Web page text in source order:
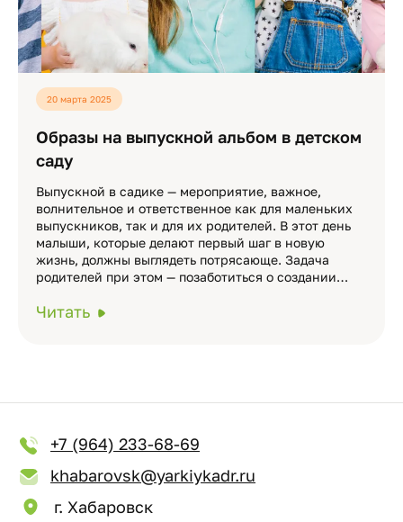
20 марта 2025
Образы на выпускной альбом в детском
саду
Выпускной в садике — мероприятие, важное,
волнительное и ответственное как для маленьких
выпускников, так и для их родителей. В этот день
малыши, которые делают первый шаг в новую
жизнь, должны выглядеть потрясающе. Задача
родителей при этом — позаботиться о создании…
Читать
+7 (964) 233-68-69
khabarovsk@yarkiykadr.ru
г. Хабаровск